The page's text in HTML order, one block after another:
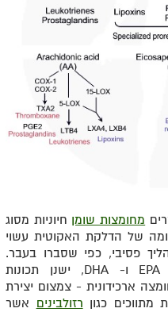
מחומצות שומן חיוניות מסוג
סיומה של הדלקת האקוטית עשוי
פסיבי, כפי שסברו בעבר.
מסוג אומגה 3 EPA ו- DHA, ישנן תכונות
ארכידונית - צמצום יצירת
מתווכים כגון רזולבינים אשר